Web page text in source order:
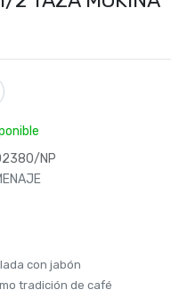
NP
con jabón
tradición de café